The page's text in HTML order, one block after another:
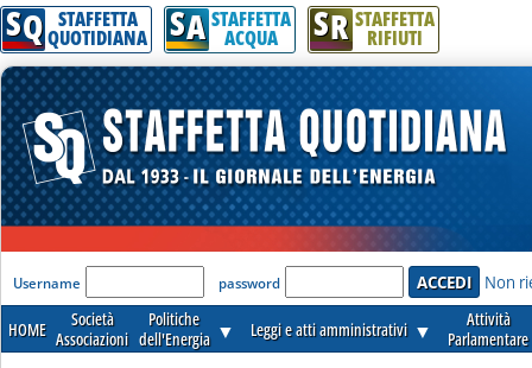
SQ STAFFETTA
QUOTIDIANA SA STAFFETTA
ACQUA SR STAFFETTA
RIFIUTI
'Modulo Login per accedere'
Username password Non
HOME
Società
Associazioni
Politiche
dell'Energia ▼ Leggi e atti amministrativi ▼
Attività
Parlamentare